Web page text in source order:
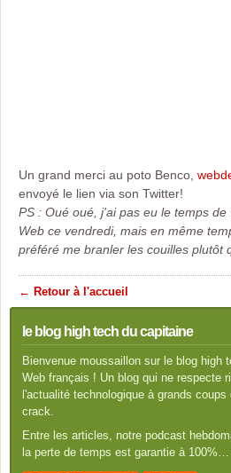
Un grand merci au poto Benco,
envoyé le lien via son Twitter!
PS : Oué oué, j'ai pas eu le temps
Web ce vendredi, mais en même
préféré me branler les couilles plutôt
← Retour à l'accueil
le blog high tech du capitaine
Bienvenue moussaillon sur le blog high
Web français ! Un blog qui ne respecte
l'actualité technologique à grands
crack.
Entre les articles, notre podcast
la perte de temps est garantie à 100%…